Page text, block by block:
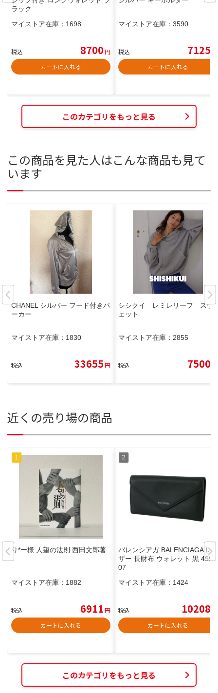
ラック
マイストア在庫： 1698
税込 8700円
カートに入れる
マイストア在庫： 3590
税込 7125
カートに入れる
このカテゴリをもっと見る
この商品を見た人はこんな商品も見て
います
CHANEL シルバー フード付きパ
ーカー
マイストア在庫： 1830
税込 33655円
シシクイ レミレリーフ スウ
ェット
マイストア在庫： 2855
税込 7500
近くの売り場の商品
り*ー様 人望の法則 西田文郎著
マイストア在庫： 1882
税込 6911円
カートに入れる
バレンシアガ BALENCIAGA レ
ザー 長財布 ウォレット 黒 4992
07
マイストア在庫： 1424
税込 10208
カートに入れる
このカテゴリをもっと見る